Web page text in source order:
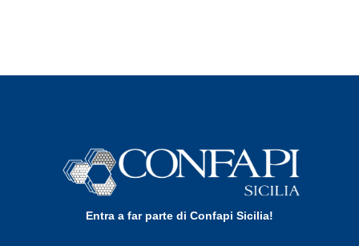
Entra a far parte di Confapi Sicilia!